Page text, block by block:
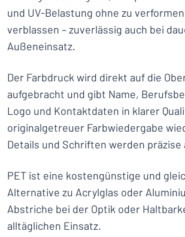
und UV-Belastung ohne zu
verblassen – zuverlässig auch bei
Außeneinsatz.
Der Farbdruck wird direkt auf die
aufgebracht und gibt Name,
Logo und Kontaktdaten in klarer
originalgetreuer Farbwiedergabe
Details und Schriften werden präzise
PET ist eine kostengünstige und
Alternative zu Acrylglas oder
Abstriche bei der Optik oder
alltäglichen Einsatz.